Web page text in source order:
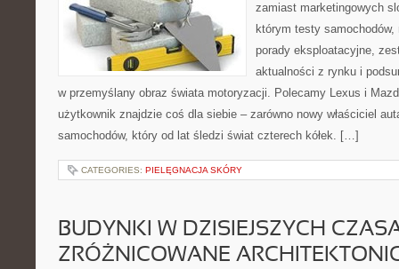
zamiast marketingowych
którym testy samochodów,
porady eksploatacyjne,
aktualności z rynku i
w przemyślany obraz świata motoryzacji. Polecamy Lexus i
użytkownik znajdzie coś dla siebie – zarówno nowy właściciel
samochodów, który od lat śledzi świat czterech kółek. […]
CATEGORIES: PIELĘGNACJA SKÓRY
BUDYNKI W DZISIEJSZYCH
ZRÓŻNICOWANE